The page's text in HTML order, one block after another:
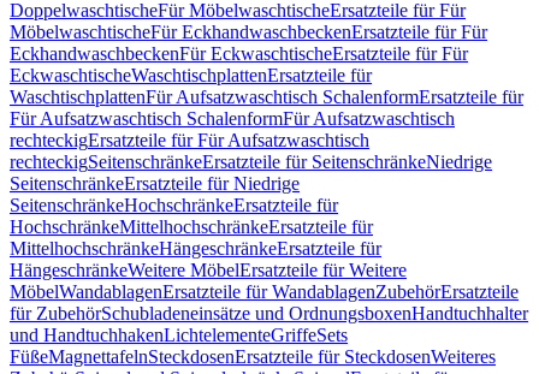
DoppelwaschtischeFür MöbelwaschtischeErsatzteile für Für
MöbelwaschtischeFür EckhandwaschbeckenErsatzteile für Für
EckhandwaschbeckenFür EckwaschtischeErsatzteile für Für
EckwaschtischeWaschtischplattenErsatzteile für
WaschtischplattenFür Aufsatzwaschtisch SchalenformErsatzteile für
Für Aufsatzwaschtisch SchalenformFür Aufsatzwaschtisch
rechteckigErsatzteile für Für Aufsatzwaschtisch
rechteckigSeitenschränkeErsatzteile für SeitenschränkeNiedrige
SeitenschränkeErsatzteile für Niedrige
SeitenschränkeHochschränkeErsatzteile für
HochschränkeMittelhochschränkeErsatzteile für
MittelhochschränkeHängeschränkeErsatzteile für
HängeschränkeWeitere MöbelErsatzteile für Weitere
MöbelWandablagenErsatzteile für WandablagenZubehörErsatzteile
für ZubehörSchubladeneinsätze und OrdnungsboxenHandtuchhalter
und HandtuchhakenLichtelementeGriffeSets
FüßeMagnettafelnSteckdosenErsatzteile für SteckdosenWeiteres